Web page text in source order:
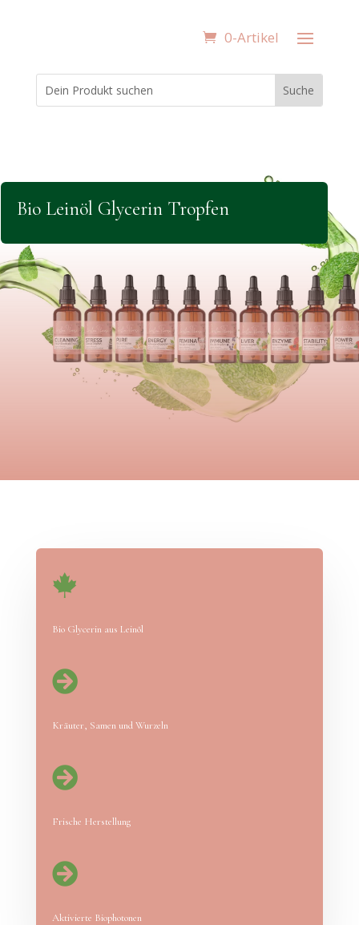
0-Artikel
Bio Leinöl Glycerin Tropfen

Bio Glycerin aus Leinöl

Kräuter, Samen und Wurzeln

Frische Herstellung

Aktivierte Biophotonen